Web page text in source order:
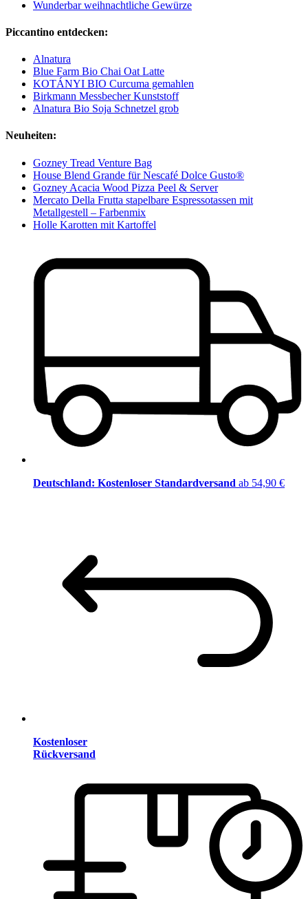
Wunderbar weihnachtliche Gewürze
Piccantino entdecken:
Alnatura
Blue Farm Bio Chai Oat Latte
KOTÁNYI BIO Curcuma gemahlen
Birkmann Messbecher Kunststoff
Alnatura Bio Soja Schnetzel grob
Neuheiten:
Gozney Tread Venture Bag
House Blend Grande für Nescafé Dolce Gusto®
Gozney Acacia Wood Pizza Peel & Server
Mercato Della Frutta stapelbare Espressotassen mit
Metallgestell – Farbenmix
Holle Karotten mit Kartoffel
Deutschland: Kostenloser Standardversand ab 54,90 €
Kostenloser
Rückversand